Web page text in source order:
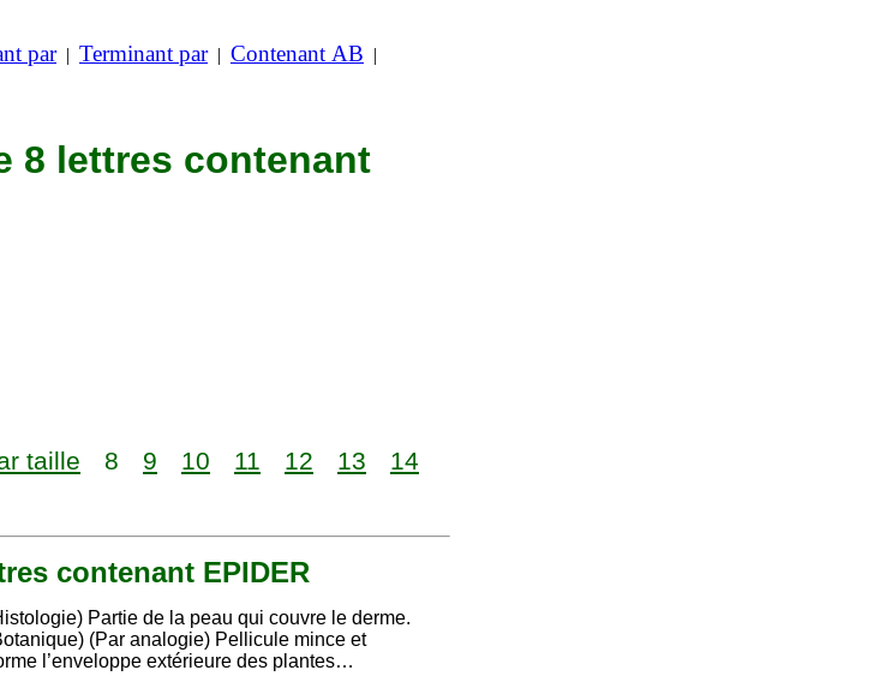
par| Terminant par| Contenant AB |
8 lettres contenant
taille 8 9 10 11 12 13
14
contenant EPIDER
Partie de la peau qui couvre le derme.
(Par analogie) Pellicule mince et
l’enveloppe extérieure des plantes…